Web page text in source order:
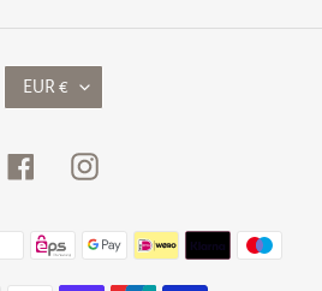
W
Ä
H
R
U
N
EUR €
FacebookInstagram
Zahlungsmethoden